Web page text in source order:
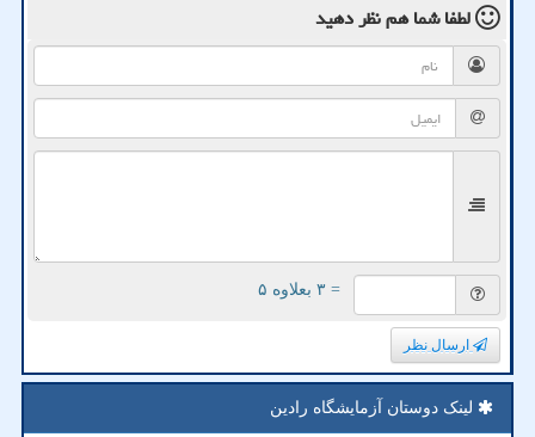
لطفا شما همنظر دهید
= ۳ بعلاوه ۵
ارسال نظر
لینک دوستان آزمایشگاه رادین